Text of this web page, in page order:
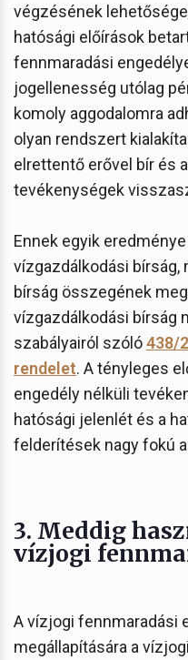
végzésének
hatósági előírások
fennmaradási
jogellenesség utólag
komoly aggodalomra
olyan rendszert
elrettentő erővel bír és
tevékenységek
Ennek egyik
vízgazdálkodási bírság,
bírság összegének
vízgazdálkodási bírság
szabályairól szóló438/
rendelet. A tényleges
engedély nélküli
hatósági jelenlét és a
felderítések nagy fokú
3. Meddig
vízjogi
A vízjogi fennmaradási
megállapítására a